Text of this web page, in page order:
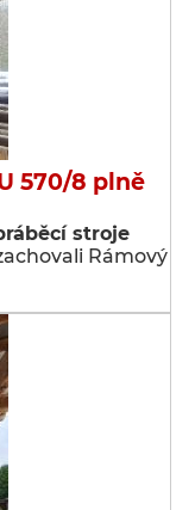
570/8 plně
stroje
Rámový